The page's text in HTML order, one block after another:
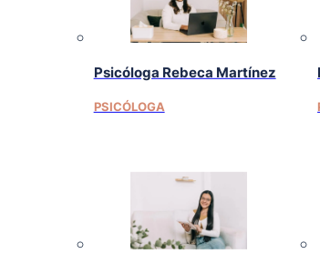
Psicóloga Rebeca Martínez
PSICÓLOGA